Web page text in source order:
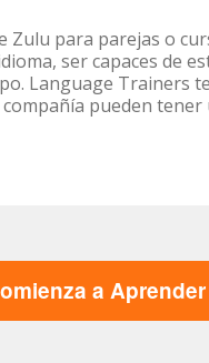
para parejas o
ser capaces de
Language Trainers
pueden tener
a Aprender